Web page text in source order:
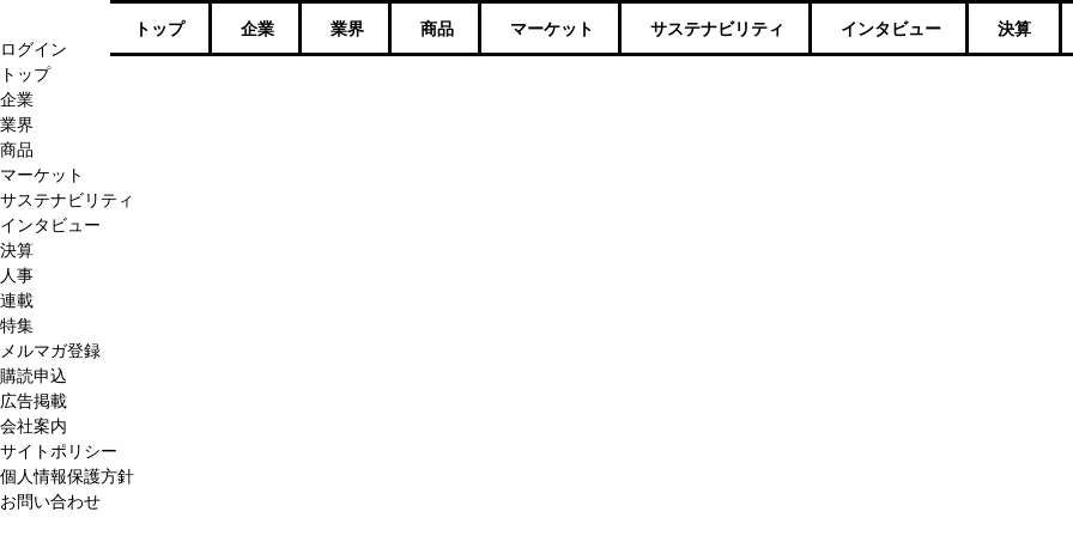
ログイン
トップ
企業
業界
商品
マーケット
サステナビリティ
インタビュー
決算
人事
連載
特集
メルマガ登録
購読申込
広告掲載
会社案内
サイトポリシー
個人情報保護方針
お問い合わせ
トップ 企業 業界 商品 マーケット サステナビリティ インタビュー 決算